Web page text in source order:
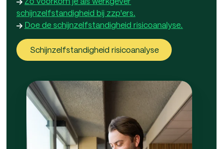
schijnzelfstandigheid bij zzp'ers.
Doe de schijnzelfstandigheid risicoanalyse.
Schijnzelfstandigheid risicoanalyse